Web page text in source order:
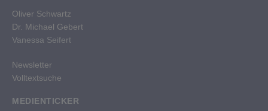
Oliver Schwartz
Dr. Michael Gebert
Vanessa Seifert
Newsletter
Volltextsuche
MEDIENTICKER